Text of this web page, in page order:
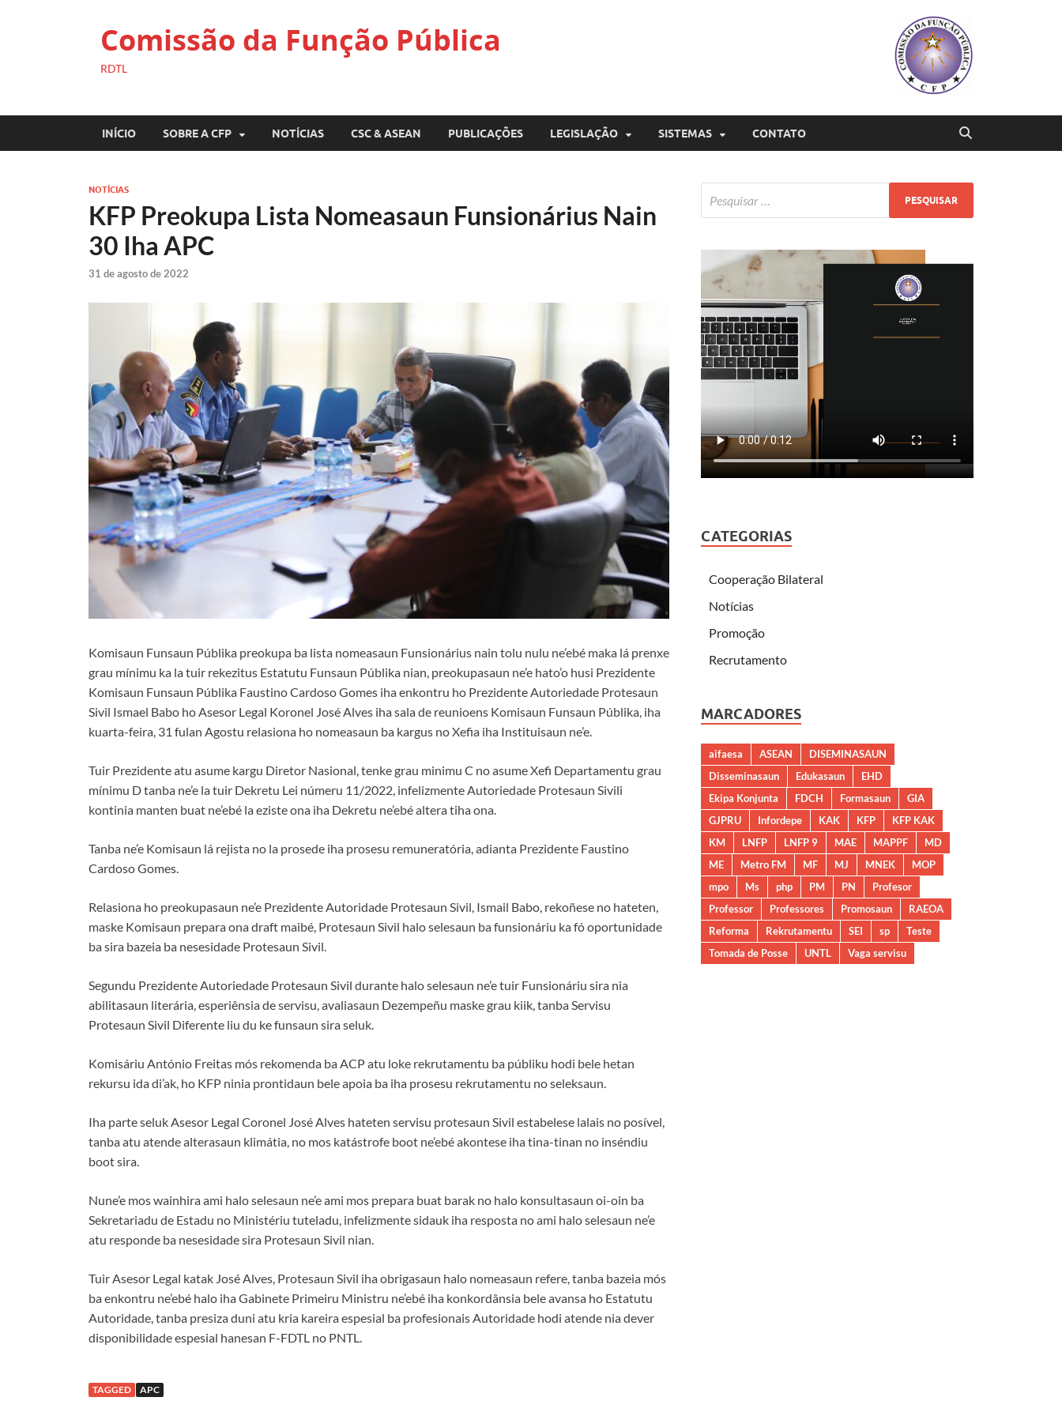
Comissão da Função Pública
RDTL
INÍCIO SOBRE A CFP NOTÍCIAS CSC & ASEAN PUBLICAÇÕES LEGISLAÇÃO SISTEMAS CONTATO
NOTÍCIAS
KFP Preokupa Lista Nomeasaun Funsionárius Nain
30 Iha APC
31 de agosto de 2022
Komisaun Funsaun Públika preokupa ba lista nomeasaun Funsionárius nain tolu nulu ne’ebé maka lá prenxe
grau mínimu ka la tuir rekezitus Estatutu Funsaun Públika nian, preokupasaun ne’e hato’o husi Prezidente
Komisaun Funsaun Públika Faustino Cardoso Gomes iha enkontru ho Prezidente Autoriedade Protesaun
Sivil Ismael Babo ho Asesor Legal Koronel José Alves iha sala de reunioens Komisaun Funsaun Públika, iha
kuarta-feira, 31 fulan Agostu relasiona ho nomeasaun ba kargus no Xefia iha Instituisaun ne’e.
Tuir Prezidente atu asume kargu Diretor Nasional, tenke grau minimu C no asume Xefi Departamentu grau
mínimu D tanba ne’e la tuir Dekretu Lei númeru 11/2022, infelizmente Autoriedade Protesaun Sivili
kontinia manten buat ne’ebé la eziste ona iha Dekretu ne’ebé altera tiha ona.
Tanba ne’e Komisaun lá rejista no la prosede iha prosesu remuneratória, adianta Prezidente Faustino
Cardoso Gomes.
Relasiona ho preokupasaun ne’e Prezidente Autoridade Protesaun Sivil, Ismail Babo, rekoñese no hateten,
maske Komisaun prepara ona draft maibé, Protesaun Sivil halo selesaun ba funsionáriu ka fó oportunidade
ba sira bazeia ba nesesidade Protesaun Sivil.
Segundu Prezidente Autoriedade Protesaun Sivil durante halo selesaun ne’e tuir Funsionáriu sira nia
abilitasaun literária, esperiênsia de servisu, avaliasaun Dezempeñu maske grau kiik, tanba Servisu
Protesaun Sivil Diferente liu du ke funsaun sira seluk.
Komisáriu António Freitas mós rekomenda ba ACP atu loke rekrutamentu ba públiku hodi bele hetan
rekursu ida di’ak, ho KFP ninia prontidaun bele apoia ba iha prosesu rekrutamentu no seleksaun.
Iha parte seluk Asesor Legal Coronel José Alves hateten servisu protesaun Sivil estabelese lalais no posível,
tanba atu atende alterasaun klimátia, no mos katástrofe boot ne’ebé akontese iha tina-tinan no inséndiu
boot sira.
Nune’e mos wainhira ami halo selesaun ne’e ami mos prepara buat barak no halo konsultasaun oi-oin ba
Sekretariadu de Estadu no Ministériu tuteladu, infelizmente sidauk iha resposta no ami halo selesaun ne’e
atu responde ba nesesidade sira Protesaun Sivil nian.
Tuir Asesor Legal katak José Alves, Protesaun Sivil iha obrigasaun halo nomeasaun refere, tanba bazeia mós
ba enkontru ne’ebé halo iha Gabinete Primeiru Ministru ne’ebé iha konkordânsia bele avansa ho Estatutu
Autoridade, tanba presiza duni atu kria kareira espesial ba profesionais Autoridade hodi atende nia dever
disponibilidade espesial hanesan F-FDTL no PNTL.
TAGGED APC
CATEGORIAS
Cooperação Bilateral
Notícias
Promoção
Recrutamento
MARCADORES
aifaesa ASEAN
DISEMINASAUN
Disseminasaun
Edukasaun
EHD
Ekipa Konjunta
FDCH Formasaun
GIA
GJPRU
Infordepe KAK KFP
KFP KAK
KM
LNFP LNFP 9 MAE MAPPF
MD
ME
Metro FM MF MJ MNEK
MOP
mpo
Ms php PM PN
Profesor
Professor
Professores Promosaun
RAEOA
Reforma
Rekrutamentu SEI sp
Teste
Tomada de Posse
UNTL Vaga servisu